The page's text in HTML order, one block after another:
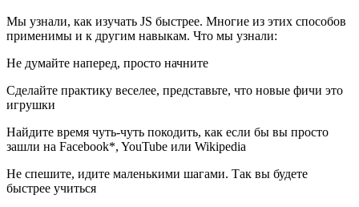
Мы узнали, как изучать JS быстрее. Многие из этих способов
применимы и к другим навыкам. Что мы узнали:
Не думайте наперед, просто начните
Сделайте практику веселее, представьте, что новые фичи это
игрушки
Найдите время чуть-чуть покодить, как если бы вы просто
зашли на Facebook*, YouTube или Wikipedia
Не спешите, идите маленькими шагами. Так вы будете
быстрее учиться